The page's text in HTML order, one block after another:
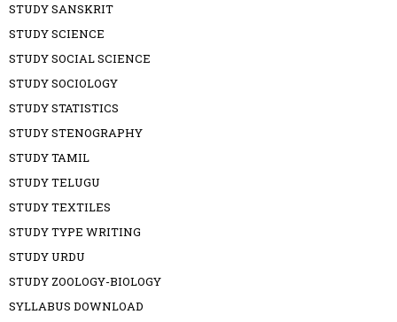
STUDY SANSKRIT
STUDY SCIENCE
STUDY SOCIAL SCIENCE
STUDY SOCIOLOGY
STUDY STATISTICS
STUDY STENOGRAPHY
STUDY TAMIL
STUDY TELUGU
STUDY TEXTILES
STUDY TYPE WRITING
STUDY URDU
STUDY ZOOLOGY-BIOLOGY
SYLLABUS DOWNLOAD